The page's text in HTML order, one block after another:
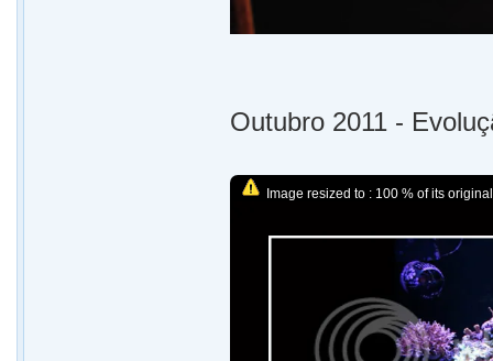
Outubro 2011 -
Image resized to : 100 % of its